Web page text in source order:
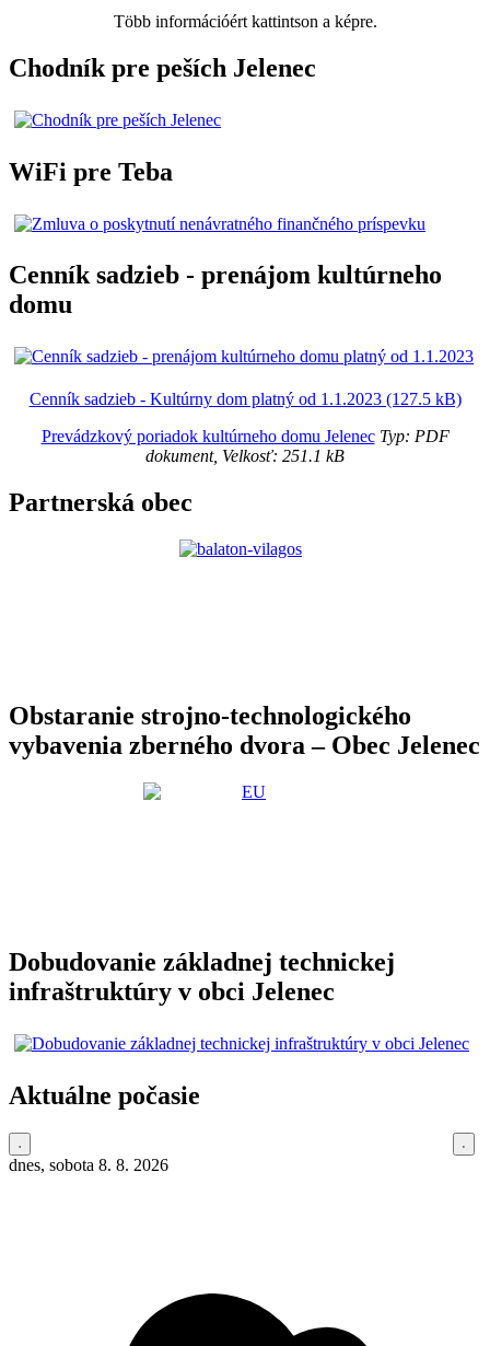
Több információért kattintson a képre.
Chodník pre peších Jelenec
WiFi pre Teba
Cenník sadzieb - prenájom kultúrneho
domu
Cenník sadzieb - Kultúrny dom platný od 1.1.2023 (127.5 kB)
Prevádzkový poriadok kultúrneho domu JelenecTyp: PDF
dokument, Velkosť: 251.1 kB
Partnerská obec
Obstaranie strojno-technologického
vybavenia zberného dvora – Obec Jelenec
Dobudovanie základnej technickej
infraštruktúry v obci Jelenec
Aktuálne počasie
dnes, sobota 8. 8. 2026